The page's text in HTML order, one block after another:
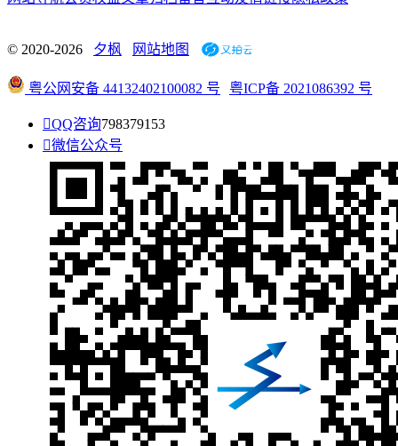
© 2020-2026 夕枫 网站地图
粤公网安备 44132402100082 号 粤ICP备 2021086392 号
QQ咨询798379153
微信公众号